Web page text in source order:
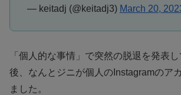
— keitadj (@keitadj3) March 20,
「個人的な事情」で突然の脱退を発表
後、なんとジニが個人のInstagramのア
ました。